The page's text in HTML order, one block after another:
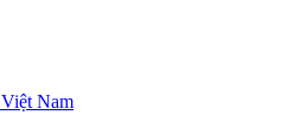
Việt Nam